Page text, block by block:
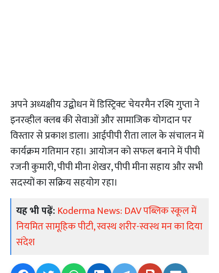
अपने अध्यक्षीय उद्बोधन में डिस्ट्रिक्ट चेयरमैन रश्मि गुप्ता ने
इनरव्हील क्लब की सेवाओं और सामाजिक योगदान पर
विस्तार से प्रकाश डाला। आईपीपी रीता लाल के संचालन में
कार्यक्रम गतिमान रहा। आयोजन को सफल बनाने में पीपी
रजनी कुमारी, पीपी मीना शेखर, पीपी मीना सहाय और सभी
सदस्यों का सक्रिय सहयोग रहा।
यह भी पढ़ें: Koderma News: DAV पब्लिक स्कूल में
नियमित सामूहिक पीटी, स्वस्थ शरीर-स्वस्थ मन का दिया
संदेश